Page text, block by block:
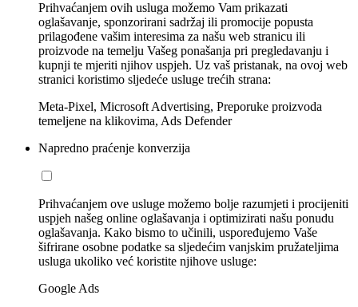
Prihvaćanjem ovih usluga možemo Vam prikazati
oglašavanje, sponzorirani sadržaj ili promocije popusta
prilagođene vašim interesima za našu web stranicu ili
proizvode na temelju Vašeg ponašanja pri pregledavanju i
kupnji te mjeriti njihov uspjeh. Uz vaš pristanak, na ovoj web
stranici koristimo sljedeće usluge trećih strana:
Meta-Pixel, Microsoft Advertising, Preporuke proizvoda
temeljene na klikovima, Ads Defender
Napredno praćenje konverzija
Prihvaćanjem ove usluge možemo bolje razumjeti i procijeniti
uspjeh našeg online oglašavanja i optimizirati našu ponudu
oglašavanja. Kako bismo to učinili, uspoređujemo Vaše
šifrirane osobne podatke sa sljedećim vanjskim pružateljima
usluga ukoliko već koristite njihove usluge:
Google Ads